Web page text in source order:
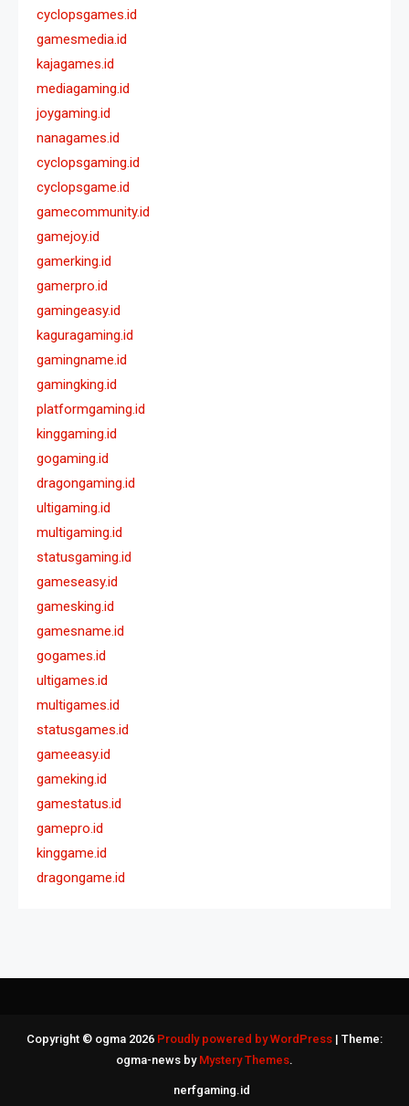
cyclopsgames.id
gamesmedia.id
kajagames.id
mediagaming.id
joygaming.id
nanagames.id
cyclopsgaming.id
cyclopsgame.id
gamecommunity.id
gamejoy.id
gamerking.id
gamerpro.id
gamingeasy.id
kaguragaming.id
gamingname.id
gamingking.id
platformgaming.id
kinggaming.id
gogaming.id
dragongaming.id
ultigaming.id
multigaming.id
statusgaming.id
gameseasy.id
gamesking.id
gamesname.id
gogames.id
ultigames.id
multigames.id
statusgames.id
gameeasy.id
gameking.id
gamestatus.id
gamepro.id
kinggame.id
dragongame.id
Copyright © ogma 2026 Proudly powered by WordPress | Theme:
ogma-news by Mystery Themes.
nerfgaming.id